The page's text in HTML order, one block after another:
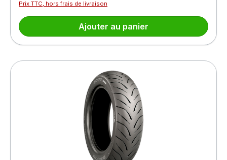
Prix TTC, hors frais de livraison
Ajouter au panier